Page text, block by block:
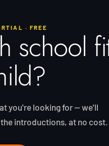
· FREE
school
you're looking for — we'll
introductions, at no cost.